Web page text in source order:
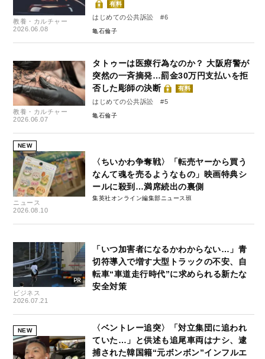
教養・カルチャー
2026.06.08
有料
はじめての公共訴訟 #6
亀石倫子
教養・カルチャー
2026.06.07
タトゥーは医療行為なのか？ 大阪府警が
突然の一斉摘発…罰金30万円支払いを拒
否した彫師の決断
有料
はじめての公共訴訟 #5
亀石倫子
NEW
ニュース
2026.08.10
〈ちいかわ争奪戦〉「転売ヤーから買う
なんて魂を売るようなもの」映画特典シ
ールに殺到…満席続出の裏側
集英社オンライン編集部ニュース班
ビジネス
2026.07.21
「いつ加害者になるかわからない…」青
切符導入で増す大型トラックの不安、自
転車“車道走行時代”に求められる新たな
安全対策
NEW
〈ベントレー追突〉「対立集団に追われ
ていた…」と供述も追尾車両はナシ、逮
捕された韓国籍“元ボンボン”インフルエ